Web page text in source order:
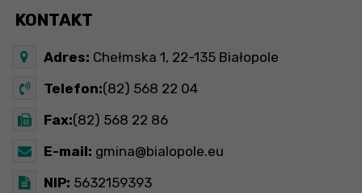
KONTAKT
Adres: Chełmska 1, 22-135 Białopole
Telefon:(82) 568 22 04
Fax:(82) 568 22 86
E-mail: gmina@bialopole.eu
NIP: 5632159393